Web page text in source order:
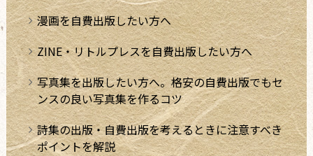
漫画を自費出版したい方へ
ZINE・リトルプレスを自費出版したい方へ
写真集を出版したい方へ。格安の自費出版でもセ
ンスの良い写真集を作るコツ
詩集の出版・自費出版を考えるときに注意すべき
ポイントを解説